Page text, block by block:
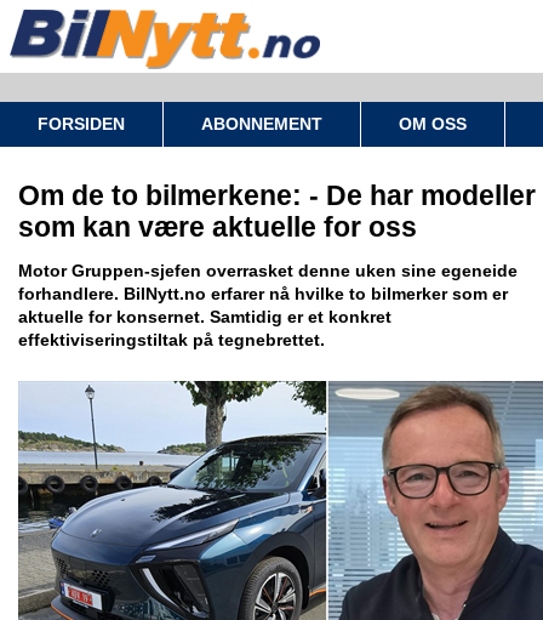
FORSIDEN ABONNEMENT OM OSS
Om de to bilmerkene: - De har modeller
som kan være aktuelle for oss
Motor Gruppen-sjefen overrasket denne uken sine egeneide
forhandlere. BilNytt.no erfarer nå hvilke to bilmerker som er
aktuelle for konsernet. Samtidig er et konkret
effektiviseringstiltak på tegnebrettet.